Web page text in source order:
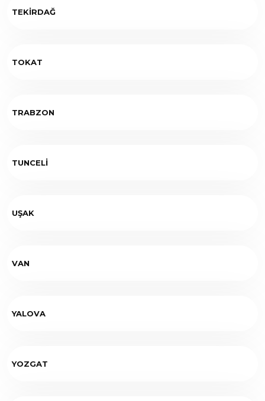
TEKİRDAĞ
TOKAT
TRABZON
TUNCELİ
UŞAK
VAN
YALOVA
YOZGAT